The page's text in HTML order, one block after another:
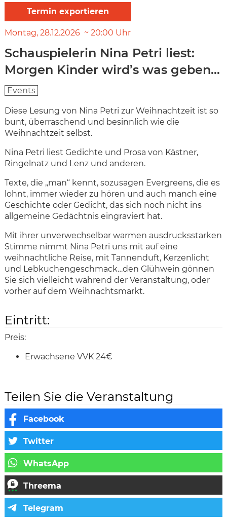
Montag 28.12.2026 20:00 Uhr
Schauspielerin Nina Petri liest:
Morgen Kinder wird’s was geben...
Events
Diese Lesung von Nina Petri zur Weihnachtzeit ist so
bunt, überraschend und besinnlich wie die
Weihnachtzeit selbst.
Nina Petri liest Gedichte und Prosa von Kästner,
Ringelnatz und Lenz und anderen.
Texte, die „man“ kennt, sozusagen Evergreens, die es
lohnt, immer wieder zu hören und auch manch eine
Geschichte oder Gedicht, das sich noch nicht ins
allgemeine Gedächtnis eingraviert hat.
Mit ihrer unverwechselbar warmen ausdrucksstarken
Stimme nimmt Nina Petri uns mit auf eine
weihnachtliche Reise, mit Tannenduft, Kerzenlicht
und Lebkuchengeschmack…den Glühwein gönnen
Sie sich vielleicht während der Veranstaltung, oder
vorher auf dem Weihnachtsmarkt.
Eintritt:
Preis:
Erwachsene VVK 24€
Teilen Sie die Veranstaltung